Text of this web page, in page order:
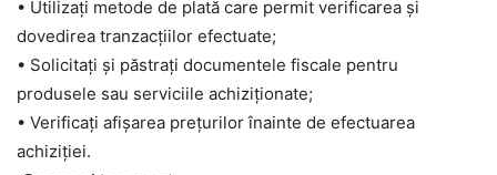
• Utilizați metode de plată care permit verificarea și
dovedirea tranzacțiilor efectuate;
• Solicitați și păstrați documentele fiscale pentru
produsele sau serviciile achiziționate;
• Verificați afișarea prețurilor înainte de efectuarea
achiziției.